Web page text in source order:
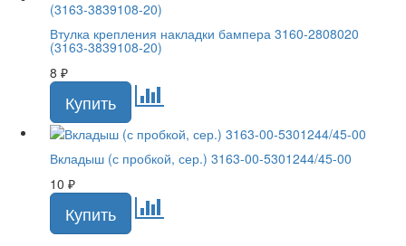
Втулка крепления накладки бампера 3160-2808020
(3163-3839108-20)
8 ₽
Вкладыш (с пробкой, сер.) 3163-00-5301244/45-00
10 ₽